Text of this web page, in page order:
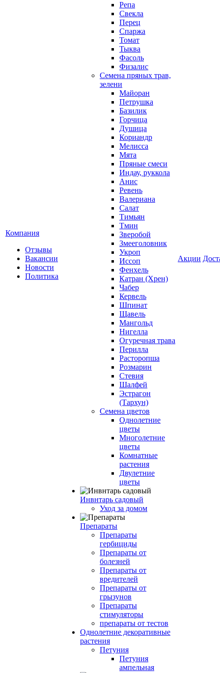
Компания
Отзывы
Вакансии
Новости
Политика
Репа
Свекла
Перец
Спаржа
Томат
Тыква
Фасоль
Физалис
Семена пряных трав,
зелени
Майоран
Петрушка
Базилик
Горчица
Душица
Кориандр
Мелисса
Мята
Пряные смеси
Индау, руккола
Анис
Ревень
Валериана
Салат
Тимьян
Тмин
Зверобой
Змееголовник
Укроп
Иссоп
Фенхель
Катран (Хрен)
Чабер
Кервель
Шпинат
Щавель
Мангольд
Нигелла
Огуречная трава
Перилла
Расторопша
Розмарин
Стевия
Шалфей
Эстрагон
(Тархун)
Семена цветов
Однолетние
цветы
Многолетние
цветы
Комнатные
растения
Двулетние
цветы
Инвнтарь садовый
Уход за домом
Препараты
Препараты
гербициды
Препараты от
болезней
Препараты от
вредителей
Препараты от
грызунов
Препараты
стимуляторы
препараты от тестов
Однолетние декоративные
растения
Петуния
Петуния
ампельная
Акции